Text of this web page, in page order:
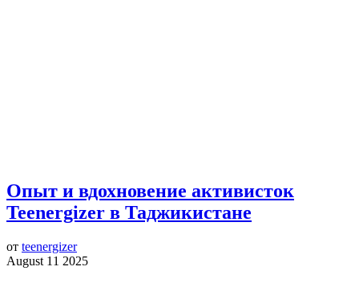
Опыт и вдохновение активисток
Teenergizer в Таджикистане
от teenergizer
August 11 2025